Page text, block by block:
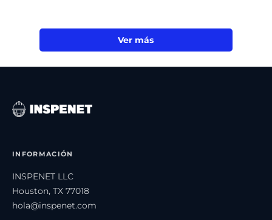
Ver más
INFORMACIÓN
INSPENET LLC
Houston, TX 77018
hola@inspenet.com